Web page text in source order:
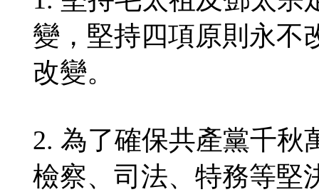
變，堅持四項原則永不
改變。
2. 為了確保共產黨千秋
檢察、司法、特務等堅